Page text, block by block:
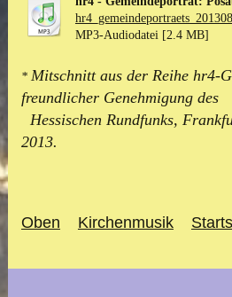
MP3-Audiodatei [2.4 MB]
* Mitschnitt aus der Reihe hr4-
freundlicher Genehmigung des
Hessischen Rundfunks,
2013.
Oben Kirchenmusik